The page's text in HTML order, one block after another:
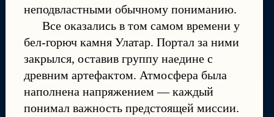
неподвластными обычному пониманию.
Все оказались в том самом времени у
бел-горюч камня Улатар. Портал за ними
закрылся, оставив группу наедине с
древним артефактом. Атмосфера была
наполнена напряжением — каждый
понимал важность предстоящей миссии.